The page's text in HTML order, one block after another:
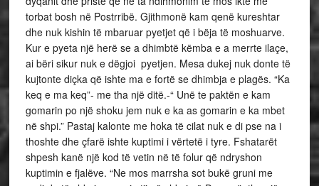
torbat bosh në Postrribë. Gjithmonë kam qenë kureshtar
dhe nuk kishin të mbaruar pyetjet që i bëja të moshuarve.
Kur e pyeta një herë se a dhimbtë këmba e a merrte ilaçe,
ai bëri sikur nuk e dëgjoi pyetjen. Mesa dukej nuk donte të
kujtonte diçka që ishte ma e fortë se dhimbja e plagës. “Ka
keq e ma keq”- me tha një ditë.-“ Unë te paktën e kam
gomarin po një shoku jem nuk e ka as gomarin e ka mbet
në shpi.” Pastaj kalonte me hoka të cilat nuk e di pse na i
thoshte dhe çfarë ishte kuptimi i vërtetë i tyre. Fshatarët
shpesh kanë një kod të vetin në të folur që ndryshon
kuptimin e fjalëve. “Ne mos marrsha sot bukë gruni me